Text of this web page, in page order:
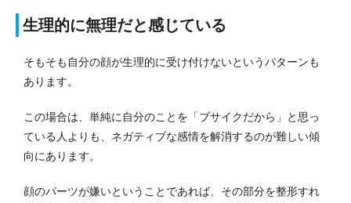
生理的に無理だと感じている
そもそも自分の顔が生理的に受け付けないというパターンも
あります。
この場合は、単純に自分のことを「ブサイクだから」と思っ
ている人よりも、ネガティブな感情を解消するのが難しい傾
向にあります。
顔のパーツが嫌いということであれば、その部分を整形すれ